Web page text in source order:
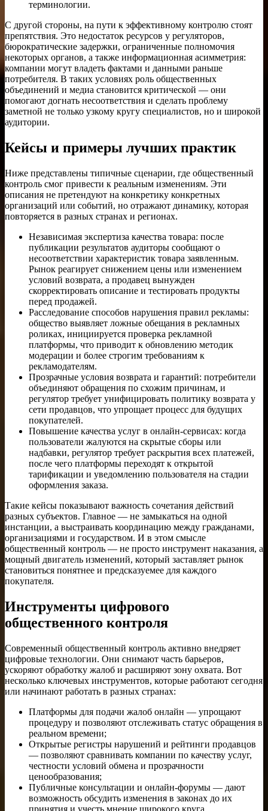
терминологии.
С другой стороны, на пути к эффективному контролю стоят
препятствия. Это недостаток ресурсов у регуляторов,
бюрократические задержки, ограниченные полномочия
некоторых органов, а также информационная асимметрия:
компании могут владеть фактами и данными раньше
потребителя. В таких условиях роль общественных
объединений и медиа становится критической — они
помогают догнать несоответствия и сделать проблему
заметной не только узкому кругу специалистов, но и широкой
аудитории.
Кейсы и примеры лучших практик
Ниже представлены типичные сценарии, где общественный
контроль смог привести к реальным изменениям. Эти
описания не претендуют на конкретику конкретных
организаций или событий, но отражают динамику, которая
повторяется в разных странах и регионах.
Независимая экспертиза качества товара: после
публикации результатов аудиторы сообщают о
несоответствии характеристик товара заявленным.
Рынок реагирует снижением цены или изменением
условий возврата, а продавец вынужден
скорректировать описание и тестировать продукты
перед продажей.
Расследование способов нарушения правил рекламы:
общество выявляет ложные обещания в рекламных
роликах, инициируется проверка рекламной
платформы, что приводит к обновлению методик
модерации и более строгим требованиям к
рекламодателям.
Прозрачные условия возврата и гарантий: потребители
объединяют обращения по схожим причинам, и
регулятор требует унифицировать политику возврата у
сети продавцов, что упрощает процесс для будущих
покупателей.
Повышение качества услуг в онлайн-сервисах: когда
пользователи жалуются на скрытые сборы или
надбавки, регулятор требует раскрытия всех платежей,
после чего платформы переходят к открытой
тарификации и уведомлению пользователя на стадии
оформления заказа.
Такие кейсы показывают важность сочетания действий
разных субъектов. Главное — не замыкаться на одной
инстанции, а выстраивать координацию между гражданами,
организациями и государством. И в этом смысле
общественный контроль — не просто инструмент наказания, а
мощный двигатель изменений, который заставляет рынок
становиться понятнее и предсказуемее для каждого
покупателя.
Инструменты цифрового
общественного контроля
Современный общественный контроль активно внедряет
цифровые технологии. Они снимают часть барьеров,
ускоряют обработку жалоб и расширяют зону охвата. Вот
несколько ключевых инструментов, которые работают сегодня
или начинают работать в разных странах:
Платформы для подачи жалоб онлайн — упрощают
процедуру и позволяют отслеживать статус обращения в
реальном времени;
Открытые регистры нарушений и рейтинги продавцов
— позволяют сравнивать компании по качеству услуг,
честности условий обмена и прозрачности
ценообразования;
Публичные консультации и онлайн-форумы — дают
возможность обсудить изменения в законах до их
принятия и учесть мнение широкого круга